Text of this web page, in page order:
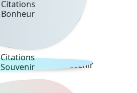
Citations
Bonheur
Citations
Souvenir